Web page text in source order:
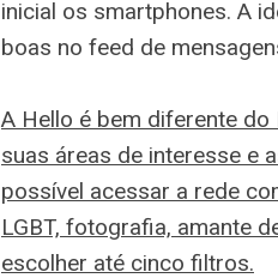
inicial os smartphones. A
boas no feed de
A Hello é bem diferente
suas áreas de interesse e
possível acessar a rede
LGBT, fotografia, amante
escolher até cinco filtros.